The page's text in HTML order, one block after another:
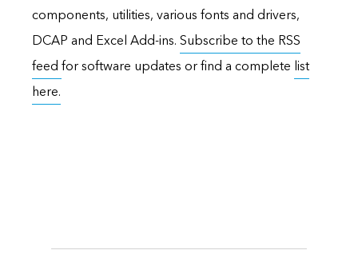
components, utilities, various fonts and drivers,
DCAP and Excel Add-ins. Subscribe to the RSS
feed for software updates or find a complete list
here.